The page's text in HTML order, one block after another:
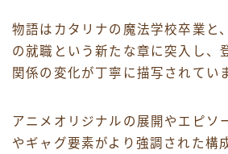
物語はカタリナの魔法学校卒業と
の就職という新たな章に突入し、
関係の変化が丁寧に描写されてい
アニメオリジナルの展開やエピソ
やギャグ要素がより強調された構